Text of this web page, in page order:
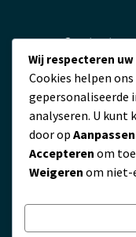
Contact
+86-371-
+86
Plaza de
Wij respecteren
Cookies helpen
gepersonaliseerde
analyseren. U kunt
door op Aanpassen
Accepteren om
Weigeren om niet-